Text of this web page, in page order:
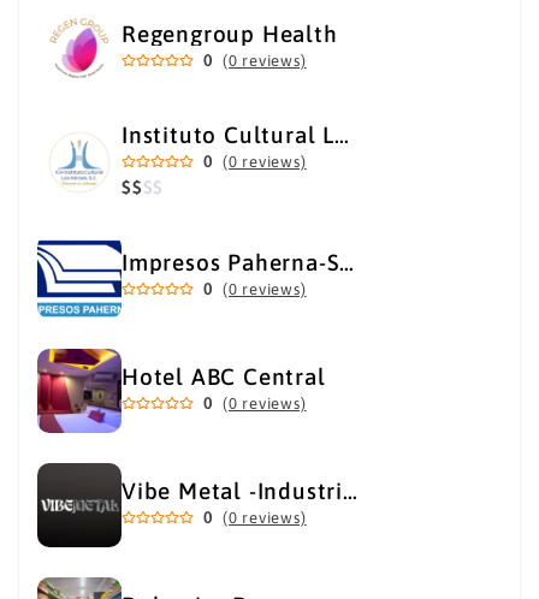
Regengroup Health
0 (0 reviews)
Instituto Cultural Los Héroes
0 (0 reviews)
$$$$
Impresos Paherna-Servicios Gráficos Industriales
0 (0 reviews)
Hotel ABC Central
0 (0 reviews)
Vibe Metal -Industrial Metal Supply
0 (0 reviews)